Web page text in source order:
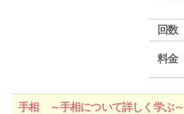
回数
料金
手相 ～手相について詳しく学ぶ～